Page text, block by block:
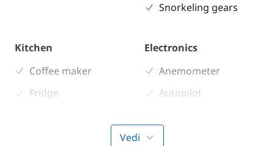
Snorkeling gears
Kitchen
Coffee maker
Fridge
Electronics
Anemometer
Autopilot
Vedi